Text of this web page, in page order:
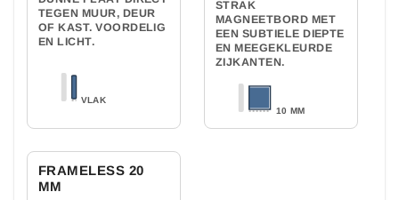
TEGEN MUUR, DEUR
OF KAST. VOORDELIG
EN LICHT.
VLAK
STRAK
MAGNEETBORD MET
EEN SUBTIELE DIEPTE
EN MEEGEKLEURDE
ZIJKANTEN.
10 MM
FRAMELESS 20
MM